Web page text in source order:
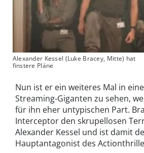
Alexander Kessel (Luke Bracey, Mitte) hat
finstere Pläne
Nun ist er ein weiteres Mal in
Streaming-Giganten zu sehen,
für ihn eher untypischen Part.
Interceptor den skrupellosen
Alexander Kessel und ist damit
Hauptantagonist des